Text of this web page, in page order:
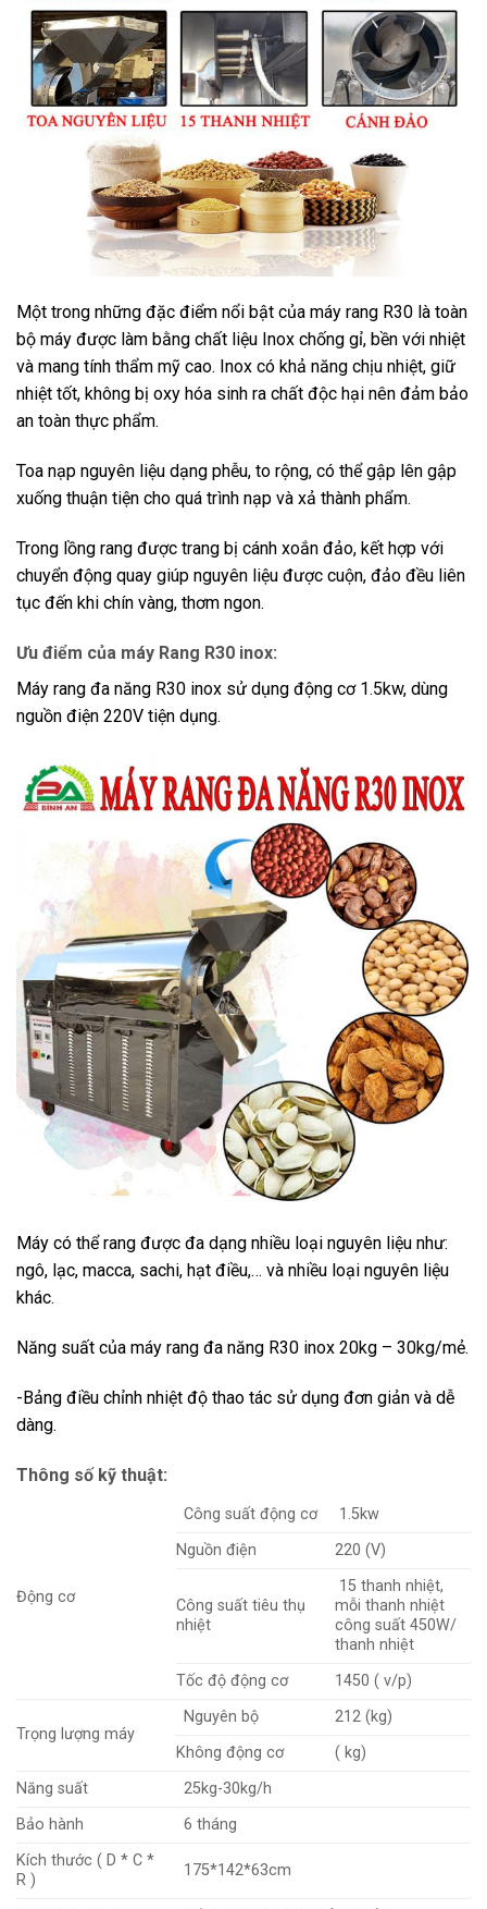
Một trong những đặc điểm nổi bật của máy rang R30 là toàn
bộ máy được làm bằng chất liệu Inox chống gỉ, bền với nhiệt
và mang tính thẩm mỹ cao. Inox có khả năng chịu nhiệt, giữ
nhiệt tốt, không bị oxy hóa sinh ra chất độc hại nên đảm bảo
an toàn thực phẩm.
Toa nạp nguyên liệu dạng phễu, to rộng, có thể gập lên gập
xuống thuận tiện cho quá trình nạp và xả thành phẩm.
Trong lồng rang được trang bị cánh xoắn đảo, kết hợp với
chuyển động quay giúp nguyên liệu được cuộn, đảo đều liên
tục đến khi chín vàng, thơm ngon.
Ưu điểm của máy Rang R30 inox:
Máy rang đa năng R30 inox sử dụng động cơ 1.5kw, dùng
nguồn điện 220V tiện dụng.
Máy có thể rang được đa dạng nhiều loại nguyên liệu như:
ngô, lạc, macca, sachi, hạt điều,… và nhiều loại nguyên liệu
khác.
Năng suất của máy rang đa năng R30 inox 20kg – 30kg/mẻ.
-Bảng điều chỉnh nhiệt độ thao tác sử dụng đơn giản và dễ
dàng.
Thông số kỹ thuật:
Động cơ
Công suất động cơ
1.5kw
Nguồn điện
220 (V)
Công suất tiêu thụ
nhiệt
15 thanh nhiệt,
mỗi thanh nhiệt
công suất 450W/
thanh nhiệt
Tốc độ động cơ
1450 ( v/p)
Trọng lượng máy
Nguyên bộ
212 (kg)
Không động cơ
( kg)
Năng suất
25kg-30kg/h
Bảo hành
6 tháng
Kích thước ( D * C *
R )
175*142*63cm